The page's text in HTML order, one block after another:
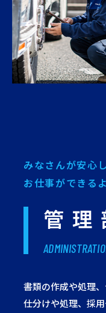
みなさんが安心
お仕事ができる
管理
書類の作成や処理
仕分けや処理、採